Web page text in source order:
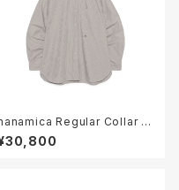
Regular Collar St
Wind Shirt ( S26FG0
)